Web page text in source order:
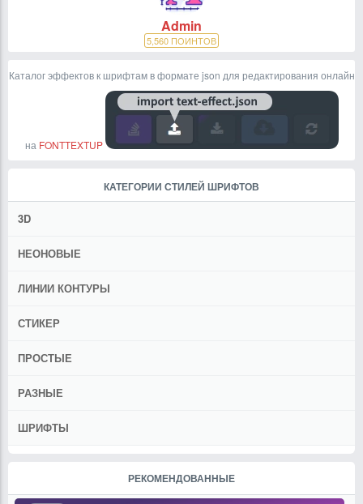
Admin
5,560 ПОИНТОВ
Каталог эффектов к шрифтам в формате json для редактирования онлайн
на FONTTEXTUP
КАТЕГОРИИ СТИЛЕЙ ШРИФТОВ
3D
НЕОНОВЫЕ
ЛИНИИ КОНТУРЫ
СТИКЕР
ПРОСТЫЕ
РАЗНЫЕ
ШРИФТЫ
РЕКОМЕНДОВАННЫЕ